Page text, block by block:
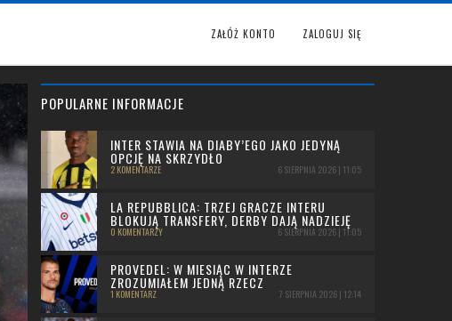
ZAŁÓŻ KONTO ZALOGUJ SIĘ
POPULARNE INFORMACJE
INTER STAWIA NA DIABY’EGO JAKO JEDYNĄ
OPCJĘ NA SKRZYDŁO
2 KOMENTARZE 6 SIERPNIA 2026 | 11:05
LA REPUBBLICA: TRZEJ GRACZE INTERU
BLOKUJĄ TRANSFERY, DERBY DAJĄ NADZIEJĘ
0 KOMENTARZY 6 SIERPNIA 2026 | 11:05
PROVEDEL: W MIESIĄC W INTERZE
ZROZUMIAŁEM JEDNĄ RZECZ
1 KOMENTARZ 7 SIERPNIA 2026 | 12:14